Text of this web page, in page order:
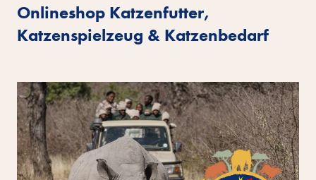
Onlineshop Katzenfutter,
Katzenspielzeug & Katzenbedarf